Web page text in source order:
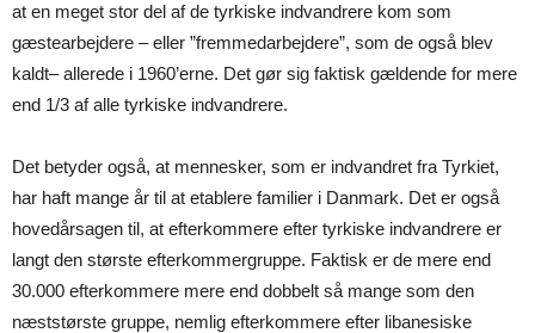
at en meget stor del af de tyrkiske indvandrere kom som
gæstearbejdere – eller ”fremmedarbejdere”, som de også blev
kaldt– allerede i 1960’erne. Det gør sig faktisk gældende for mere
end 1/3 af alle tyrkiske indvandrere.
Det betyder også, at mennesker, som er indvandret fra Tyrkiet,
har haft mange år til at etablere familier i Danmark. Det er også
hovedårsagen til, at efterkommere efter tyrkiske indvandrere er
langt den største efterkommergruppe. Faktisk er de mere end
30.000 efterkommere mere end dobbelt så mange som den
næststørste gruppe, nemlig efterkommere efter libanesiske